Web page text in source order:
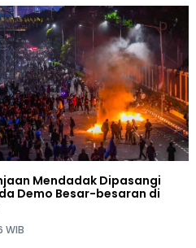
Mendadak Dipasangi
Demo Besar-besaran di
WIB